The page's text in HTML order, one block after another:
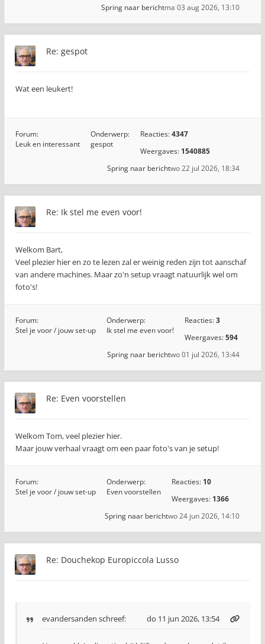
ma 03 aug 2026, 13:10
Spring naar bericht
Re: gespot
Wat een leukert!
Forum:
Leuk en interessant
Onderwerp:
gespot
Reacties:4347
Weergaves: 1540885
wo 22 jul 2026, 18:34
Spring naar bericht
Re: Ik stel me even voor!
Welkom Bart,
Veel plezier hier en zo te lezen zal er weinig reden zijn tot aanschaf
van andere machines. Maar zo'n setup vraagt natuurlijk wel om
foto's!
Forum:
Stel je voor / jouw set-up
Onderwerp:
Ik stel me even voor!
Reacties:3
Weergaves:594
wo 01 jul 2026, 13:44
Spring naar bericht
Re: Even voorstellen
Welkom Tom, veel plezier hier.
Maar jouw verhaal vraagt om een paar foto's van je setup!
Forum:
Stel je voor / jouw set-up
Onderwerp:
Even voorstellen
Reacties: 10
Weergaves: 1366
wo 24 jun 2026, 14:10
Spring naar bericht
Re: Douchekop Europiccola Lusso
evandersanden schreef: do 11 jun 2026, 13:54